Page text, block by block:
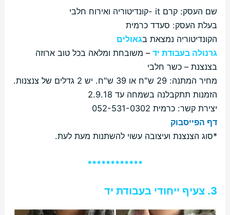
שם העסק: קרם it -קונדיטוריה ואירוח חלבי
בעלת העסק: סעדד כרמית
הקונדיטוריה נמצאת בגאולים
גרנולה בעבודת יד – משובחת ומלאה בכל טוב ארוזה
בצנצנת – כשר חלבי
מחיר המתנה: 29 ש"ח או 39 ש"ח. יש 2 גדלים של צנצנות.
הזמנות תתקבלנה בשמחה עד 2.9.18
יצירת קשר: כרמית 052-531-0302
דף הפייסבוק
*​סוג הצנצנת ועיצובה עשוי להשתנות מעת לעת.
************
3. צעיף ייחודי בעבודת יד